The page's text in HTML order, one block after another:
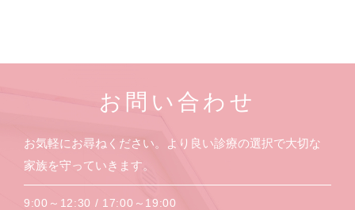
お問い合わせ
お気軽にお尋ねください。より良い診療の選択で大切な
家族を守っていきます。
9:00～12:30 / 17:00～19:00